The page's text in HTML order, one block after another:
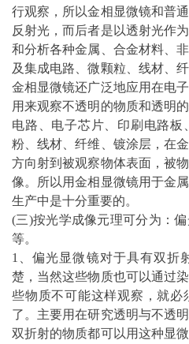
行观察，所以金相显微镜和普
反射光，而后者是以透射光作
和分析各种金属、合金材料、
及集成电路、微颗粒、线材、
金相显微镜还广泛地应用在电
用来观察不透明的物质和透明
电路、电子芯片、印刷电路板
粉、线材、纤维、镀涂层，在
方向射到被观察物体表面，被
像。所以用金相显微镜用于金
生产中是十分重要的。
(三)按光学成像元理可分为：
等。
1、偏光显微镜对于具有双折
楚，当然这些物质也可以通过
些物质不可能这样观察，就必
了。主要用在研究透明与不透
双折射的物质都可以用这种显